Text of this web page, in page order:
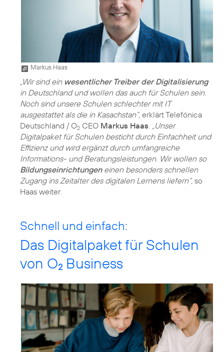
Markus Haas
„Wir sind ein wesentlicher Treiber der Digitalisierung
in Deutschland und wollen das auch für Schulen sein.
Noch sind unsere Schulen schlechter mit IT
ausgestattet als die in Kasachstan“, erklärt Telefónica
Deutschland / O2 CEO Markus Haas. „Unser
Digitalpaket für Schulen besticht durch Einfachheit und
Effizienz und wird ergänzt durch umfangreiche
Informations- und Beratungsleistungen. Wir wollen so
Bildungseinrichtungeneinen besonders schnellen
Zugang ins Zeitalter des digitalen Lernens liefern“, so
Haas weiter.
Schnell und einfach:
Das Digitalpaket für Schulen
von O2 Business